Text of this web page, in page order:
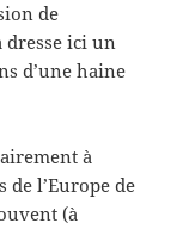
de
dresse ici un
d’une haine
à
de l’Europe de
(à